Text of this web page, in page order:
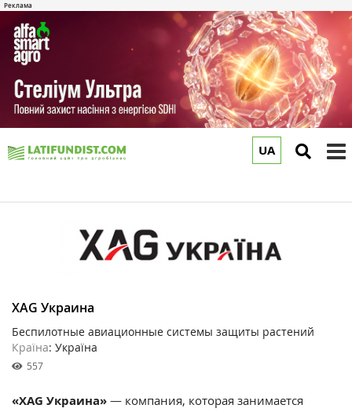
UA
XAG Украина
Беспилотные авиационные системы защиты растений
Країна: Україна
557
«XAG Украина» — компания, которая занимается